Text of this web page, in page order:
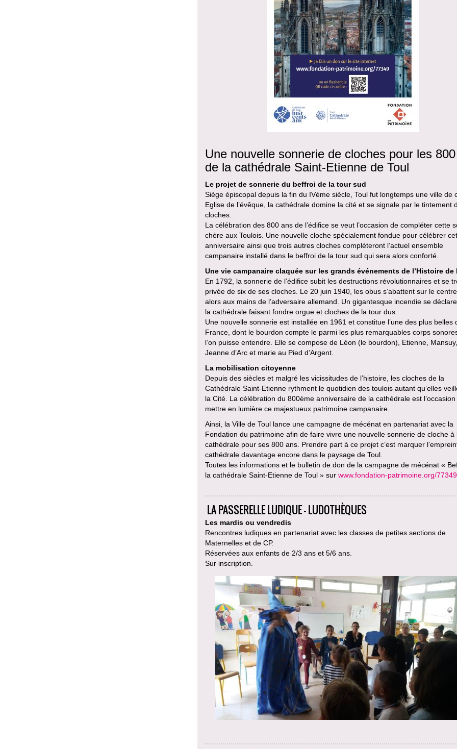
Une nouvelle sonnerie de cloches pour les
de la cathédrale Saint-Etienne de Toul
Le projet de sonnerie du beffroi de la tour sud
Siège épiscopal depuis la fin du IVème siècle, Toul fut longtemps une ville de
Eglise de l’évêque, la cathédrale domine la cité et se signale par le tintement
cloches.
La célébration des 800 ans de l’édifice se veut l’occasion de compléter cette
chère aux Toulois. Une nouvelle cloche spécialement fondue pour célébrer
anniversaire ainsi que trois autres cloches compléteront l’actuel ensemble
campanaire installé dans le beffroi de la tour sud qui sera alors conforté.
Une vie campanaire claquée sur les grands événements de l’Histoire de
En 1792, la sonnerie de l’édifice subit les destructions révolutionnaires et se
privée de six de ses cloches. Le 20 juin 1940, les obus s’abattent sur le
alors aux mains de l’adversaire allemand. Un gigantesque incendie se
la cathédrale faisant fondre orgue et cloches de la tour dus.
Une nouvelle sonnerie est installée en 1961 et constitue l’une des plus belles
France, dont le bourdon compte le parmi les plus remarquables corps
l’on puisse entendre. Elle se compose de Léon (le bourdon), Etienne, Mansuy,
Jeanne d’Arc et marie au Pied d’Argent.
La mobilisation citoyenne
Depuis des siècles et malgré les vicissitudes de l’histoire, les cloches de la
Cathédrale Saint-Etienne rythment le quotidien des toulois autant qu’elles
la Cité. La célébration du 800ème anniversaire de la cathédrale est
mettre en lumière ce majestueux patrimoine campanaire.
Ainsi, la Ville de Toul lance une campagne de mécénat en partenariat avec la
Fondation du patrimoine afin de faire vivre une nouvelle sonnerie de cloche à
cathédrale pour ses 800 ans. Prendre part à ce projet c’est marquer
cathédrale davantage encore dans le paysage de Toul.
Toutes les informations et le bulletin de don de la campagne de mécénat «
la cathédrale Saint-Etienne de Toul » sur www.fondation-patrimoine.org/77349
LA PASSERELLE LUDIQUE - LUDOTHÈQUES
Les mardis ou vendredis
Rencontres ludiques en partenariat avec les classes de petites sections de
Maternelles et de CP.
Réservées aux enfants de 2/3 ans et 5/6 ans.
Sur inscription.